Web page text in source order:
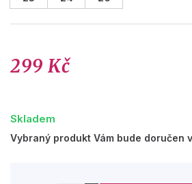
299 Kč
Skladem
Vybraný produkt Vám bude doručen